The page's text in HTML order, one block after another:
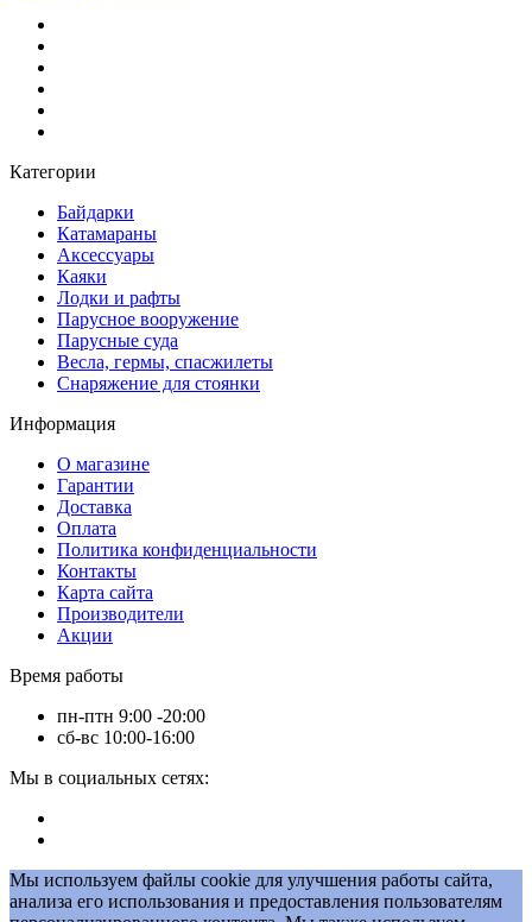
Категории
Байдарки
Катамараны
Аксессуары
Каяки
Лодки и рафты
Парусное вооружение
Парусные суда
Весла, гермы, спасжилеты
Снаряжение для стоянки
Информация
О магазине
Гарантии
Доставка
Оплата
Политика конфиденциальности
Контакты
Карта сайта
Производители
Акции
Время работы
пн-птн 9:00 -20:00
сб-вс 10:00-16:00
Мы в социальных сетях:
Мы используем файлы cookie для улучшения работы сайта,
анализа его использования и предоставления пользователям